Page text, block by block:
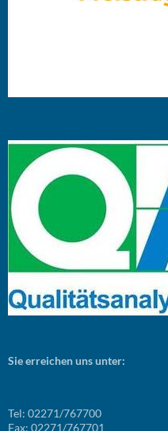
Sie erreichen uns unter:
Tel: 02271/767700
Fax: 02271/767701